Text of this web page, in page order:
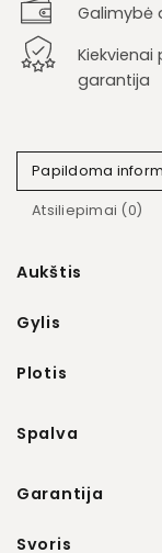
Galimybė
garantija
Papildoma
Atsiliepimai (0)
Aukštis
Gylis
Plotis
Spalva
Garantija
Svoris